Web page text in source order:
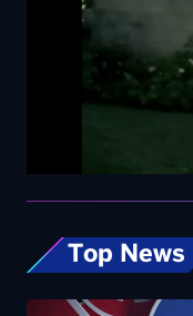
Top News